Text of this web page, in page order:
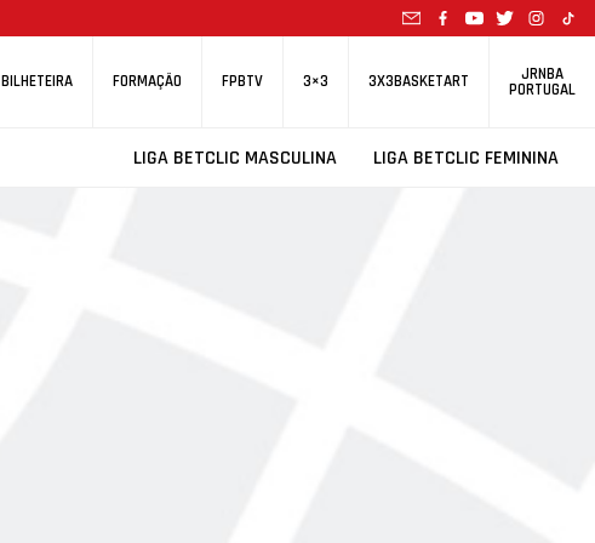
BILHETEIRA FORMAÇÃO FPBTV 3×3 3X3BASKETART JRNBA
PORTUGAL
LIGA BETCLIC MASCULINA LIGA BETCLIC FEMININA